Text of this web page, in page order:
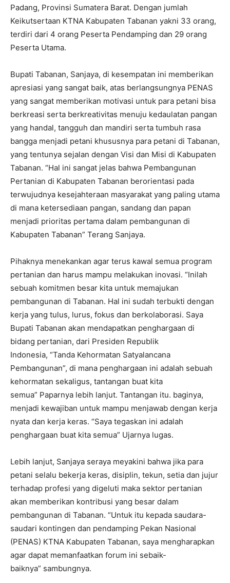
Padang, Provinsi Sumatera Barat. Dengan jumlah
Keikutsertaan KTNA Kabupaten Tabanan yakni 33 orang,
terdiri dari 4 orang Peserta Pendamping dan 29 orang
Peserta Utama.
Bupati Tabanan, Sanjaya, di kesempatan ini memberikan
apresiasi yang sangat baik, atas berlangsungnya PENAS
yang sangat memberikan motivasi untuk para petani bisa
berkreasi serta berkreativitas menuju kedaulatan pangan
yang handal, tangguh dan mandiri serta tumbuh rasa
bangga menjadi petani khususnya para petani di Tabanan,
yang tentunya sejalan dengan Visi dan Misi di Kabupaten
Tabanan. “Hal ini sangat jelas bahwa Pembangunan
Pertanian di Kabupaten Tabanan berorientasi pada
terwujudnya kesejahteraan masyarakat yang paling utama
di mana ketersediaan pangan, sandang dan papan
menjadi prioritas pertama dalam pembangunan di
Kabupaten Tabanan” Terang Sanjaya.
Pihaknya menekankan agar terus kawal semua program
pertanian dan harus mampu melakukan inovasi. “Inilah
sebuah komitmen besar kita untuk memajukan
pembangunan di Tabanan. Hal ini sudah terbukti dengan
kerja yang tulus, lurus, fokus dan berkolaborasi. Saya
Bupati Tabanan akan mendapatkan penghargaan di
bidang pertanian, dari Presiden Republik
Indonesia, “Tanda Kehormatan Satyalancana
Pembangunan”, di mana penghargaan ini adalah sebuah
kehormatan sekaligus, tantangan buat kita
semua” Paparnya lebih lanjut. Tantangan itu. baginya,
menjadi kewajiban untuk mampu menjawab dengan kerja
nyata dan kerja keras. “Saya tegaskan ini adalah
penghargaan buat kita semua” Ujarnya lugas.
Lebih lanjut, Sanjaya seraya meyakini bahwa jika para
petani selalu bekerja keras, disiplin, tekun, setia dan jujur
terhadap profesi yang digeluti maka sektor pertanian
akan memberikan kontribusi yang besar dalam
pembangunan di Tabanan. “Untuk itu kepada saudara-
saudari kontingen dan pendamping Pekan Nasional
(PENAS) KTNA Kabupaten Tabanan, saya mengharapkan
agar dapat memanfaatkan forum ini sebaik-
baiknya” sambungnya.